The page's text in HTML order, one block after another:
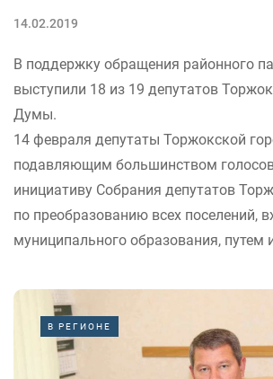
14.02.2019
В поддержку обращения районного
выступили 18 из 19 депутатов
Думы.
14 февраля депутаты Торжокской
подавляющим большинством
инициативу Собрания депутатов
по преобразованию всех поселений,
муниципального образования, путем
В РЕГИОНЕ